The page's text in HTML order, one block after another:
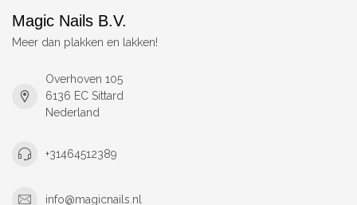
Magic Nails B.V.
Meer dan plakken en lakken!
Overhoven 105
6136 EC Sittard
Nederland
+31464512389
info@magicnails.nl